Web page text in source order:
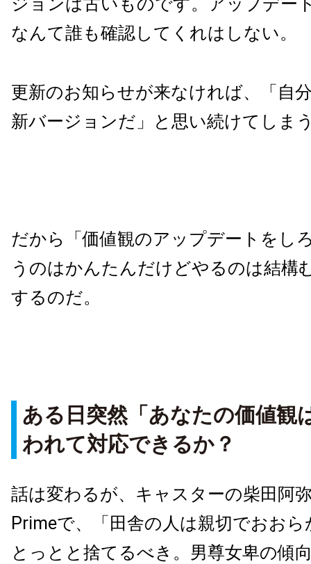
なんて誰も確認してくれはしない。
更新のお知らせが来なければ、「自
新バージョンだ」と思い続けてしま
だから「価値観のアップデートをし
うのはかんたんだけどやるのは結構
するのだ。
ある日突然「あなたの価値観
われて対応できるか？
話は変わるが、キャスターの柴田阿
Primeで、「田舎の人は親切でおお
とっとと捨てるべき。男尊女卑の傾